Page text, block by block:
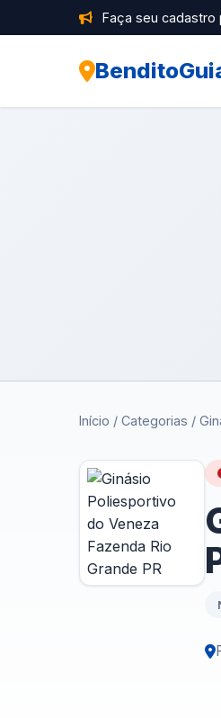
Faça seu cadastro
Início / Categorias /